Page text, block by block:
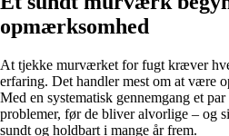
opmærksomhed
At tjekke murværket for fugt kræver
erfaring. Det handler mest om at være
Med en systematisk gennemgang et
problemer, før de bliver alvorlige – og
sundt og holdbart i mange år frem.